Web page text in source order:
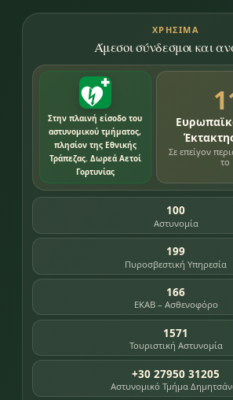
ΧΡΉΣΙΜΑ
Άμεσοι σύνδεσμοι και
Στην πλαινή είσοδο του
αστυνομικού τμήματος,
πλησίον της Εθνικής
Τράπεζας. Δωρεά Αετοί
Γορτυνίας
Σε επείγον
το
100
Αστυνομία
199
Πυροσβεστική Υπηρεσία
166
ΕΚΑΒ – Ασθενοφόρο
1571
Τουριστική Αστυνομία
+30 27950 31205
Αστυνομικό Τμήμα